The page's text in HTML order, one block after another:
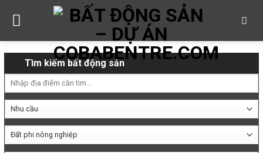
Tìm kiếm bất động sản